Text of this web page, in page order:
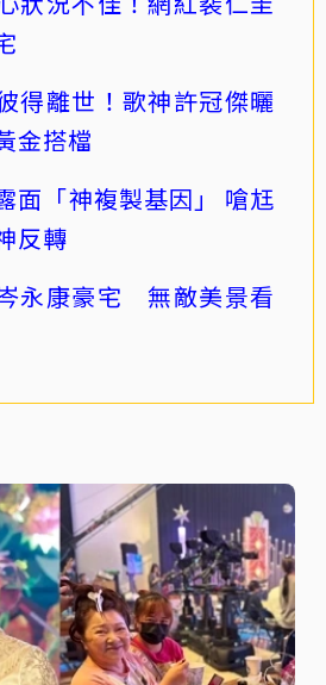
得離世！歌神許冠傑曬
金搭檔
面「神複製基因」 嗆尪
反轉
永康豪宅 無敵美景看